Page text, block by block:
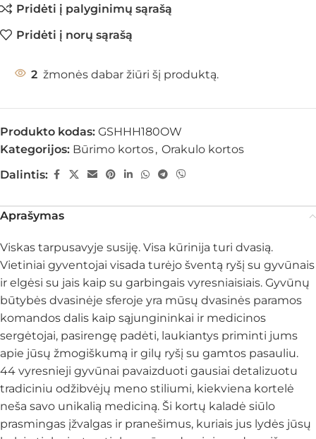
Pridėti į palyginimų sąrašą
Pridėti į norų sąrašą
2 žmonės dabar žiūri šį produktą.
Produkto kodas: GSHHH180OW
Kategorijos: Būrimo kortos, Orakulo kortos
Dalintis:
Aprašymas
Viskas tarpusavyje susiję. Visa kūrinija turi dvasią.
Vietiniai gyventojai visada turėjo šventą ryšį su gyvūnais
ir elgėsi su jais kaip su garbingais vyresniaisiais. Gyvūnų
būtybės dvasinėje sferoje yra mūsų dvasinės paramos
komandos dalis kaip sąjungininkai ir medicinos
sergėtojai, pasirengę padėti, laukiantys priminti jums
apie jūsų žmogiškumą ir gilų ryšį su gamtos pasauliu.
44 vyresnieji gyvūnai pavaizduoti gausiai detalizuotu
tradiciniu odžibvėjų meno stiliumi, kiekviena kortelė
neša savo unikalią mediciną. Ši kortų kaladė siūlo
prasmingas įžvalgas ir pranešimus, kuriais jus lydės jūsų